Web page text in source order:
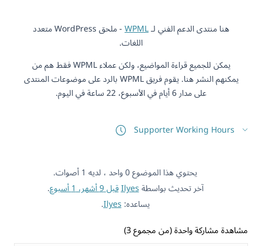
هنا منتدى الدعم الفني لـWPML
- ملحق WordPress متعدد
اللغات.
يمكن للجميع قراءة المواضيع، ولكن عملاء WPML فقط هم من
يمكنهم النشر هنا. يقوم فريق WPML بالرد على موضوعات المنتدى
على مدار 6 أيام في الأسبوع، 22 ساعة في اليوم.
Supporter Working Hours
يحتوي هذا الموضوع 0 واحد ، لديه 1 أصوات.
آخر تحديث بواسطةIlyesقبل 9 أشهر، 1 أسبوع
.
يساعده:Ilyes
.
مشاهدة مشاركة واحدة (من مجموع 3)